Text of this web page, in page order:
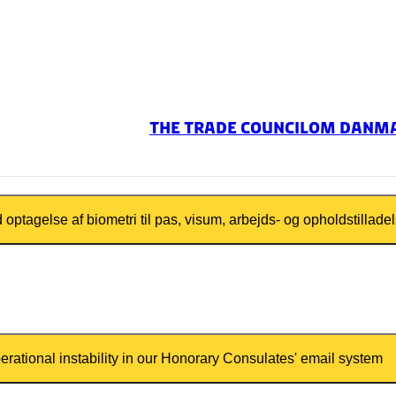
The Trade CouncilOm
af biometri til pas, visum, arbejds- og
for, at der i enkelte tilfælde kan
instability in our Honorary Consulates' email system